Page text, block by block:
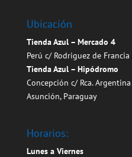
Ubicación
Tienda Azul – Mercado 4
Perú c/ Rodriguez de Francia
Tienda Azul – Hipódromo
Concepción c/ Rca. Argentina
Asunción, Paraguay
Horarios:
Lunes a Viernes